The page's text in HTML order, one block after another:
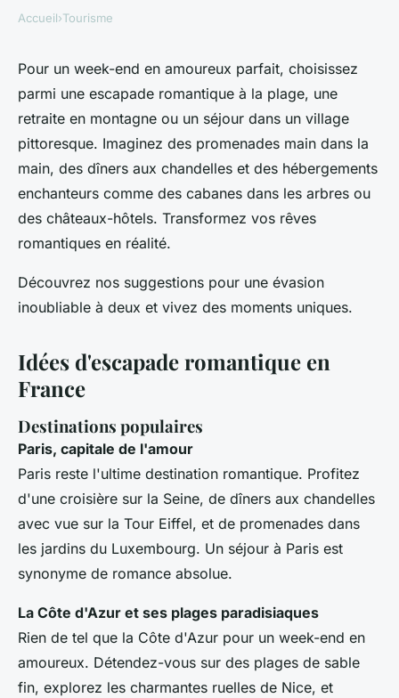
Idées pour un week-end en
amoureux parfait
aurèle•23 juillet 2024•3 min de lecture
Accueil›Tourisme
Pour un week-end en amoureux parfait, choisissez
parmi une escapade romantique à la plage, une
retraite en montagne ou un séjour dans un village
pittoresque. Imaginez des promenades main dans la
main, des dîners aux chandelles et des hébergements
enchanteurs comme des cabanes dans les arbres ou
des châteaux-hôtels. Transformez vos rêves
romantiques en réalité.
Découvrez nos suggestions pour une évasion
inoubliable à deux et vivez des moments uniques.
Idées d'escapade romantique en
France
Destinations populaires
Paris, capitale de l'amour
Paris reste l'ultime destination romantique. Profitez
d'une croisière sur la Seine, de dîners aux chandelles
avec vue sur la Tour Eiffel, et de promenades dans
les jardins du Luxembourg. Un séjour à Paris est
synonyme de romance absolue.
La Côte d'Azur et ses plages paradisiaques
Rien de tel que la Côte d'Azur pour un week-end en
amoureux. Détendez-vous sur des plages de sable
fin, explorez les charmantes ruelles de Nice, et